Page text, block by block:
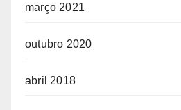
março 2021
outubro 2020
abril 2018